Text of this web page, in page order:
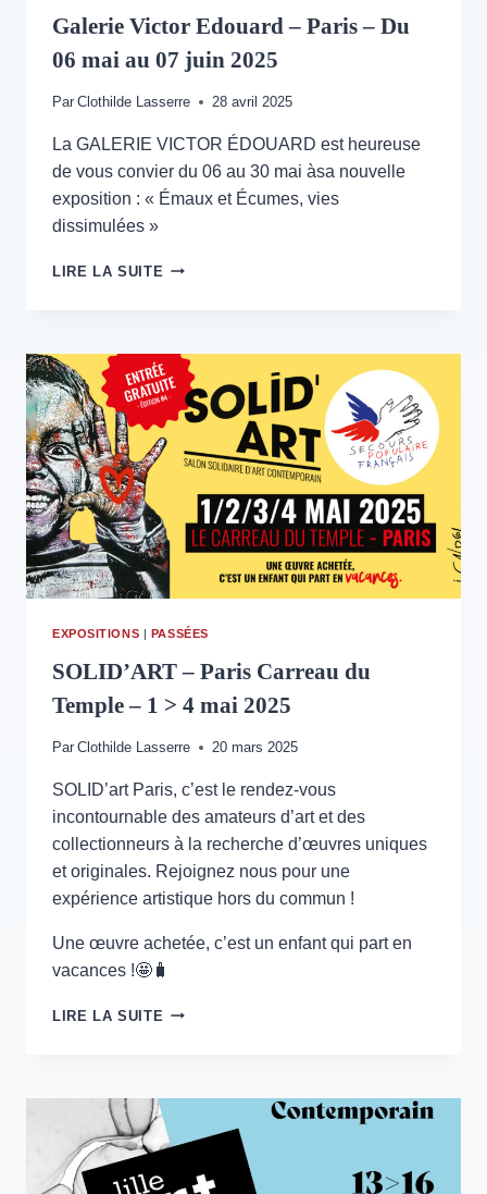
REGARDS
HUMANISTES
ÉCOLOGIQUES.
Galerie Victor Edouard – Paris – Du
06 mai au 07 juin 2025
Par Clothilde Lasserre 28 avril 2025
La GALERIE VICTOR ÉDOUARD est heureuse
de vous convier du 06 au 30 mai àsa nouvelle
exposition : « Émaux et Écumes, vies
dissimulées »
LIRE LA SUITE GALERIE
PARIS
–
DU
06
MAI
2025
EXPOSITIONS | PASSÉES
SOLID’ART – Paris Carreau du
Temple – 1 > 4 mai 2025
Par Clothilde Lasserre 20 mars 2025
SOLID’art Paris, c’est le rendez-vous
incontournable des amateurs d’art et des
collectionneurs à la recherche d’œuvres uniques
et originales. Rejoignez nous pour une
expérience artistique hors du commun !
Une œuvre achetée, c’est un enfant qui part en
vacances !🤩🧳
LIRE LA SUITE SOLID’ART
DU
TEMPLE
–
>